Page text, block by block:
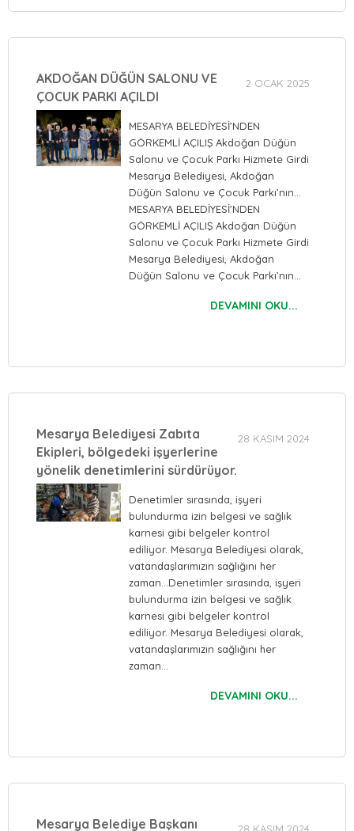
2 OCAK 2025
AKDOĞAN DÜĞÜN SALONU VE
ÇOCUK PARKI AÇILDI
MESARYA BELEDİYESİ’NDEN
GÖRKEMLİ AÇILIŞ Akdoğan Düğün
Salonu ve Çocuk Parkı Hizmete Girdi
Mesarya Belediyesi, Akdoğan
Düğün Salonu ve Çocuk Parkı’nın…
MESARYA BELEDİYESİ’NDEN
GÖRKEMLİ AÇILIŞ Akdoğan Düğün
Salonu ve Çocuk Parkı Hizmete Girdi
Mesarya Belediyesi, Akdoğan
Düğün Salonu ve Çocuk Parkı’nın…
DEVAMINI OKU...
28 KASIM 2024
Mesarya Belediyesi Zabıta
Ekipleri, bölgedeki işyerlerine
yönelik denetimlerini sürdürüyor.
Denetimler sırasında, işyeri
bulundurma izin belgesi ve sağlık
karnesi gibi belgeler kontrol
ediliyor. Mesarya Belediyesi olarak,
vatandaşlarımızın sağlığını her
zaman…Denetimler sırasında, işyeri
bulundurma izin belgesi ve sağlık
karnesi gibi belgeler kontrol
ediliyor. Mesarya Belediyesi olarak,
vatandaşlarımızın sağlığını her
zaman…
DEVAMINI OKU...
Mesarya Belediye Başkanı